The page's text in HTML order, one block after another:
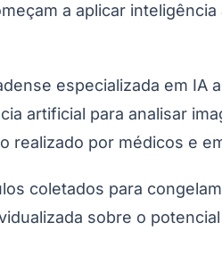
a aplicar
especializada em IA
artificial para analisar
realizado por médicos e
coletados para
sobre o